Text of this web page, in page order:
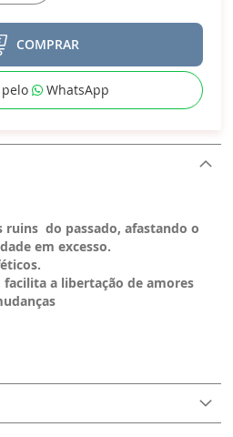
COMPRAR
WhatsApp
ruins do passado, afastando o
em excesso.
a libertação de amores